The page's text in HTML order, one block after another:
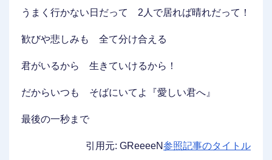
うまく行かない日だって 2人で居れば晴れだって！
歓びや悲しみも 全て分け合える
君がいるから 生きていけるから！
だからいつも そばにいてよ『愛しい君へ』
最後の一秒まで
引用元: GReeeeN参照記事のタイトル